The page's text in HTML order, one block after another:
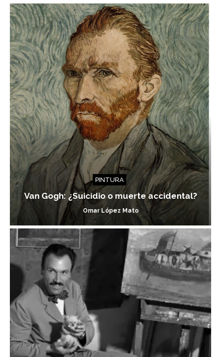
PINTURA
Van Gogh: ¿Suicidio o muerte accidental?
Omar López Mato